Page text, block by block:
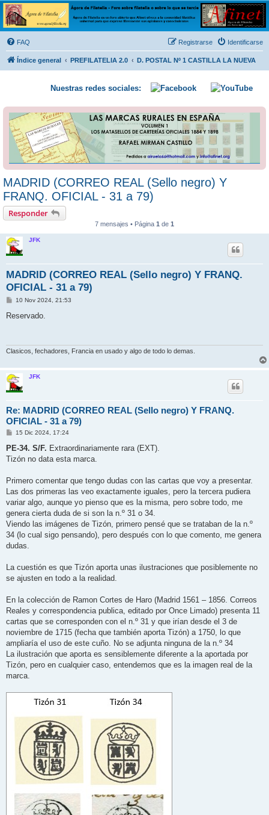
Ágora de Filatelia
Foro sobre filatelia o sobre lo que se tercie. Ágora de Filatelia es un foro abierto que Afinet
ofrece a la comunidad filatélica universal para que exprese libremente sus opiniones y
conocimientos
FAQ Identificarse
Registrarse
Índice general PREFILATELIA 2.0 D. POSTAL Nº 1 CASTILLA LA NUEVA
Nuestras redes sociales:
MADRID (CORREO REAL (Sello negro) Y
FRANQ. OFICIAL - 31 a 79)
Responder
7 mensajes • Página 1 de 1
JFK
MADRID (CORREO REAL (Sello negro) Y FRANQ.
OFICIAL - 31 a 79)
M
n
10 Nov 2024, 21:53
Reservado.
Clasicos, fechadores, Francia en usado y algo de todo lo demas.
JFK
Re: MADRID (CORREO REAL (Sello negro) Y FRANQ.
OFICIAL - 31 a 79)
M
n
a
15 Dic 2024, 17:24
PE-34. S/F. Extraordinariamente rara (EXT).
Tizón no data esta marca.
Primero comentar que tengo dudas con las cartas que voy a presentar.
Las dos primeras las veo exactamente iguales, pero la tercera pudiera
variar algo, aunque yo pienso que es la misma, pero sobre todo, me
genera cierta duda de si son la n.º 31 o 34.
Viendo las imágenes de Tizón, primero pensé que se trataban de la n.º
34 (lo cual sigo pensando), pero después con lo que comento, me genera
dudas.
La cuestión es que Tizón aporta unas ilustraciones que posiblemente no
se ajusten en todo a la realidad.
En la colección de Ramon Cortes de Haro (Madrid 1561 – 1856. Correos
Reales y correspondencia publica, editado por Once Limado) presenta 11
cartas que se corresponden con el n.º 31 y que irían desde el 3 de
noviembre de 1715 (fecha que también aporta Tizón) a 1750, lo que
ampliaría el uso de este cuño. No se adjunta ninguna de la n.º 34
La ilustración que aporta es sensiblemente diferente a la aportada por
Tizón, pero en cualquier caso, entendemos que es la imagen real de la
marca.